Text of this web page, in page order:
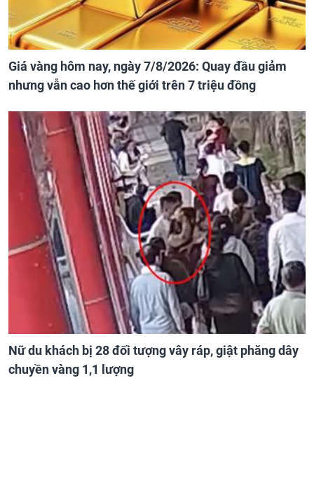
Giá vàng hôm nay, ngày 7/8/2026: Quay đầu giảm
nhưng vẫn cao hơn thế giới trên 7 triệu đồng
Nữ du khách bị 28 đối tượng vây ráp, giật phăng dây
chuyền vàng 1,1 lượng